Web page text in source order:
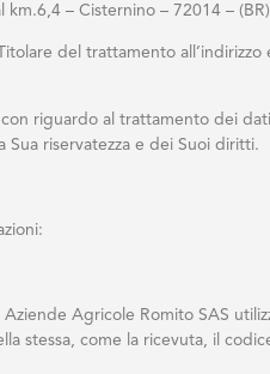
– Cisternino – 72014 – (BR)
del trattamento all’indirizzo
riguardo al trattamento dei
riservatezza e dei Suoi diritti.
Agricole Romito SAS
stessa, come la ricevuta, il